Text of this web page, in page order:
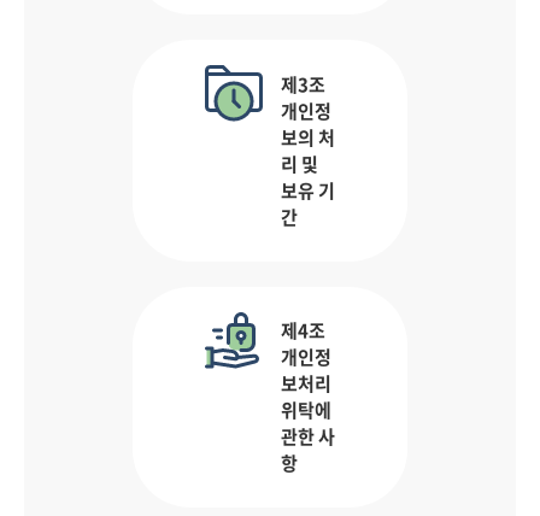
제3조
개인정
보의 처
리 및
보유 기
간
제4조
개인정
보처리
위탁에
관한 사
항